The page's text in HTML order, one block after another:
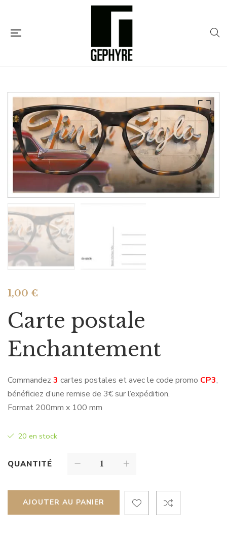
1,00 €
Carte postale
Enchantement
Commandez 3 cartes postales et avec le code promo CP3,
bénéficiez d’une remise de 3€ sur l’expédition.
Format 200mm x 100 mm
20 en stock
QUANTITÉ
AJOUTER AU PANIER